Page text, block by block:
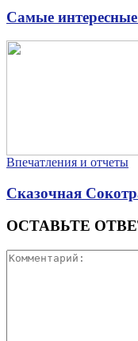
Самые
Впечатления и отчеты
Сказочная
ОСТАВЬТЕ